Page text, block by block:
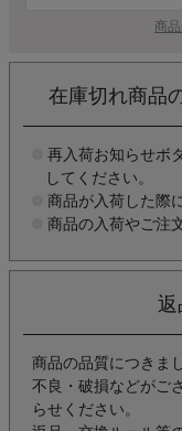
商
在庫切れ商品
再入荷お知らせボ
してください。
商品が入荷した際
商品の入荷やご注
返
商品の品質につきま
不良・破損などがご
らせください。